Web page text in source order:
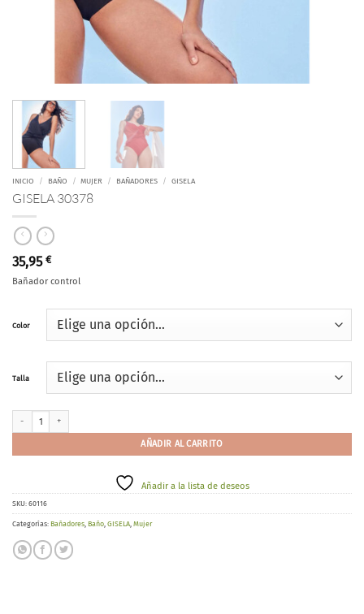
INICIO / BAÑO / MUJER / BAÑADORES / GISELA
GISELA 30378
35,95 €
Bañador control
Color
Talla
AÑADIR AL CARRITO
Añadir a la lista de deseos
SKU: 60116
Categorías: Bañadores Baño GISELA Mujer